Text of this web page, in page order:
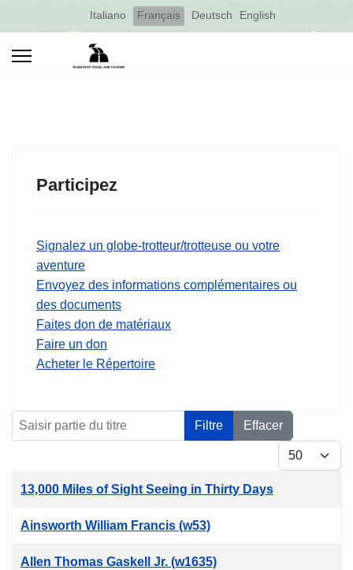
Select your language
Italiano Français Deutsch English
Participez
Signalez un globe-trotteur/trotteuse ou votre
aventure
Envoyez des informations complémentaires ou
des documents
Faites don de matériaux
Faire un don
Acheter le Répertoire
Saisir partie du titre Filtre
Effacer
Affichage #
Titre
13,000 Miles of Sight Seeing in Thirty Days
Ainsworth William Francis (w53)
Allen Thomas Gaskell Jr. (w1635)